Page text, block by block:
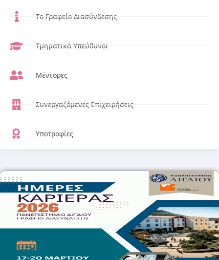
Το Γραφείο Διασύνδεσης
Τμηματικά Υπεύθυνοι
Μέντορες
Συνεργαζόμενες Επιχειρήσεις
Υποτροφίες